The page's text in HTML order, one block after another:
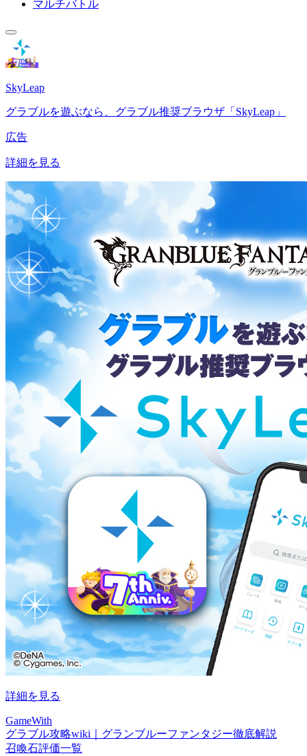
マルチバトル
SkyLeap
グラブルを遊ぶなら、グラブル推奨ブラウザ「SkyLeap」
広告
詳細を見る
詳細を見る
GameWith
グラブル攻略wiki｜グランブルーファンタジー徹底解説
召喚石評価一覧